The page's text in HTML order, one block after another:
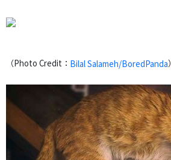
（Photo Credit： Bilal Salameh/BoredPanda）